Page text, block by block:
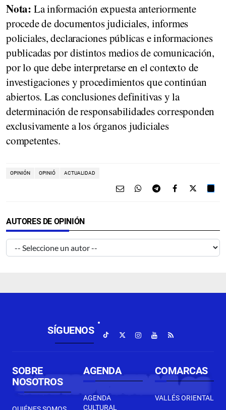
Nota: La información expuesta anteriormente
procede de documentos judiciales, informes
policiales, declaraciones públicas e informaciones
publicadas por distintos medios de comunicación,
por lo que debe interpretarse en el contexto de
investigaciones y procedimientos que continúan
abiertos. Las conclusiones definitivas y la
determinación de responsabilidades corresponden
exclusivamente a los órganos judiciales
competentes.
OPINIÓN OPINIÓ ACTUALIDAD
AUTORES DE OPINIÓN
SÍGUENOS
SOBRE
NOSOTROS
AGENDA
AGENDA
CULTURAL
COMARCAS
VALLÉS ORIENTAL